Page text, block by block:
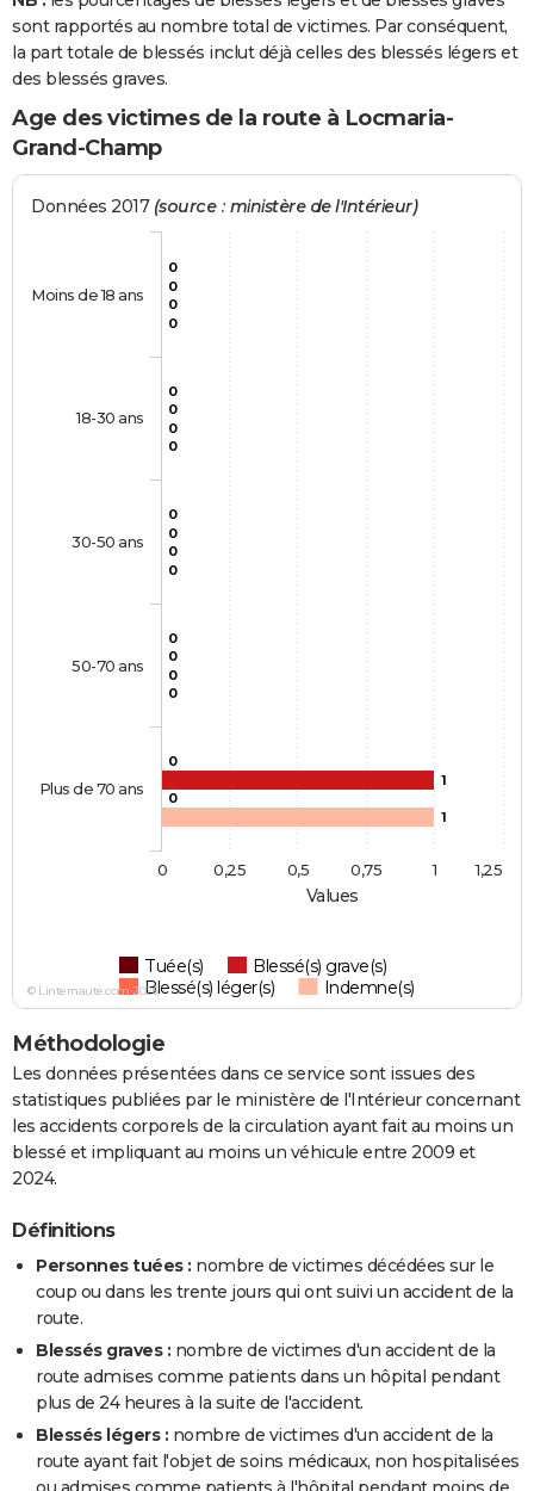
sont rapportés au nombre total de victimes. Par conséquent,
la part totale de blessés inclut déjà celles des blessés légers et
des blessés graves.
Age des victimes de la route à Locmaria-
Grand-Champ
Values
Données 2017 (source : ministère de l'Intérieur)
0
0
0
0
0
0
0
0
0
1
0
0
0
0
0
0
0
0
0
1
Tuée(s)
Blessé(s) grave(s)
Blessé(s) léger(s)
Indemne(s)
Moins de 18 ans
18-30 ans
30-50 ans
50-70 ans
Plus de 70 ans
0 1
0,25 0,5 0,75 1,25
© Linternaute.com 2026
Méthodologie
Les données présentées dans ce service sont issues des
statistiques publiées par le ministère de l'Intérieur concernant
les accidents corporels de la circulation ayant fait au moins un
blessé et impliquant au moins un véhicule entre 2009 et
2024.
Définitions
Personnes tuées : nombre de victimes décédées sur le
coup ou dans les trente jours qui ont suivi un accident de la
route.
Blessés graves : nombre de victimes d'un accident de la
route admises comme patients dans un hôpital pendant
plus de 24 heures à la suite de l'accident.
Blessés légers : nombre de victimes d'un accident de la
route ayant fait l'objet de soins médicaux, non hospitalisées